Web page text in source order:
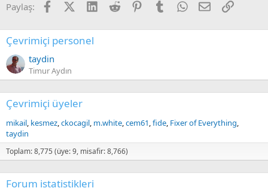
Paylaş: FacebookX (Twitter)
LinkedIn
Reddit PinterestTumblrWhatsApp
E-postaLink
Çevrimiçi personel
taydin
Timur Aydın
Çevrimiçi üyeler
mikail kesmez ckocagil m.white cem61 fide Fixer of Everything
taydin
Toplam: 8,775 (üye: 9, misafir: 8,766)
Forum istatistikleri